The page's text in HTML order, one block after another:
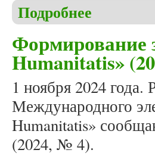
Подробнее
Формирование
Humanitatis»
1 ноября 2024 года.
Международного
Humanitatis»
(2024, № 4).